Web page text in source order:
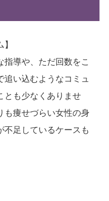
指導や、ただ回数をこ
追い込むようなコミュ
とも少なくありませ
も痩せづらい女性の身
不足しているケースも